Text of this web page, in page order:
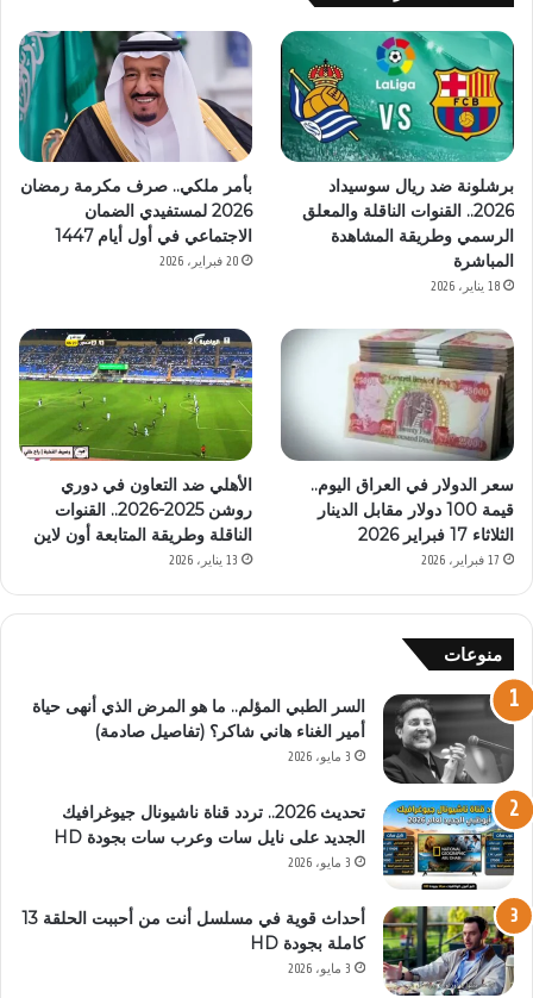
برشلونة ضد ريال سوسيداد
2026.. القنوات الناقلة والمعلق
الرسمي وطريقة المشاهدة
المباشرة
18 يناير، 2026
بأمر ملكي.. صرف مكرمة رمضان
2026 لمستفيدي الضمان
الاجتماعي في أول أيام 1447
20 فبراير، 2026
سعر الدولار في العراق اليوم..
قيمة 100 دولار مقابل الدينار
الثلاثاء 17 فبراير 2026
17 فبراير، 2026
الأهلي ضد التعاون في دوري
روشن 2025-2026.. القنوات
الناقلة وطريقة المتابعة أون لاين
13 يناير، 2026
منوعات
السر الطبي المؤلم.. ما هو المرض الذي أنهى حياة
أمير الغناء هاني شاكر؟ (تفاصيل صادمة)
3 مايو، 2026
تحديث 2026.. تردد قناة ناشيونال جيوغرافيك
الجديد على نايل سات وعرب سات بجودة HD
3 مايو، 2026
أحداث قوية في مسلسل أنت من أحببت الحلقة 13
كاملة بجودة HD
3 مايو، 2026